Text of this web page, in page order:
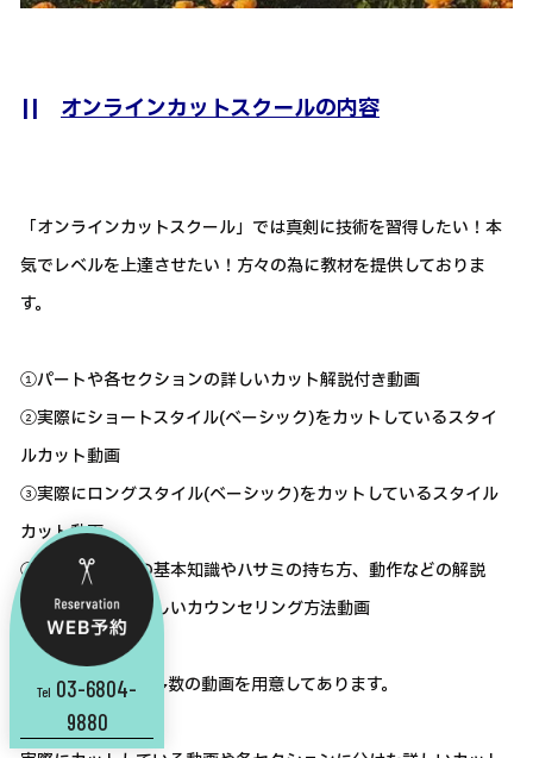
|| オンラインカットスクールの内容
「オンラインカットスクール」では真剣に技術を習得したい！本
気でレベルを上達させたい！方々の為に教材を提供しておりま
す。
①パートや各セクションの詳しいカット解説付き動画
②実際にショートスタイル(ベーシック)をカットしているスタイ
ルカット動画
③実際にロングスタイル(ベーシック)をカットしているスタイル
カット動画
④Luciroカットの基本知識やハサミの持ち方、動作などの解説
⑤売上が上がる正しいカウンセリング方法動画
など、教材として多数の動画を用意してあります。
Tel 03-6804-
9880